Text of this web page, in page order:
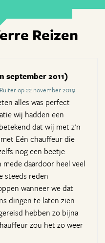
Reizen
september 2011)
op 22 november 2019
alles was perfect
wij hadden een
dat wij met z'n
Eén chauffeur die
nog een beetje
daardoor heel veel
steeds reden
wanneer we dat
dingen te laten zien.
hebben zo bijna
zou het zo weer